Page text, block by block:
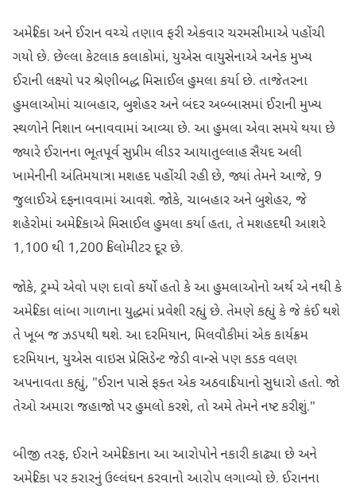
અમેરિકા અને ઈરાન વચ્ચે તણાવ ફરી એકવાર ચરમસીમાએ પહોંચી
ગયો છે. છેલ્લા કેટલાક કલાકોમાં, યુએસ વાયુસેનાએ અનેક મુખ્ય
ઈરાની લક્ષ્યો પર શ્રેણીબદ્ધ મિસાઈલ હુમલા કર્યા છે. તાજેતરના
હુમલાઓમાં ચાબહાર, બુશેહર અને બંદર અબ્બાસમાં ઈરાની મુખ્ય
સ્થળોને નિશાન બનાવવામાં આવ્યા છે. આ હુમલા એવા સમયે થયા છે
જ્યારે ઈરાનના ભૂતપૂર્વ સુપ્રીમ લીડર આયાતુલ્લાહ સૈયદ અલી
ખામેનીની અંતિમયાત્રા મશહદ પહોંચી રહી છે, જ્યાં તેમને આજે, 9
જુલાઈએ દફનાવવામાં આવશે. જોકે, ચાબહાર અને બુશેહર, જે
શહેરોમાં અમેરિકાએ મિસાઈલ હુમલા કર્યા હતા, તે મશહદથી આશરે
1,100 થી 1,200 કિલોમીટર દૂર છે.
જોકે, ટ્રમ્પે એવો પણ દાવો કર્યો હતો કે આ હુમલાઓનો અર્થ એ નથી કે
અમેરિકા લાંબા ગાળાના યુદ્ધમાં પ્રવેશી રહ્યું છે. તેમણે કહ્યું કે જે કંઈ થશે
તે ખૂબ જ ઝડપથી થશે. આ દરમિયાન, મિલવૌકીમાં એક કાર્યક્રમ
દરમિયાન, યુએસ વાઇસ પ્રેસિડેન્ટ જેડી વાન્સે પણ કડક વલણ
અપનાવતા કહ્યું, "ઈરાન પાસે ફક્ત એક અઠવાડિયાનો સુધારો હતો. જો
તેઓ અમારા જહાજો પર હુમલો કરશે, તો અમે તેમને નષ્ટ કરીશું."
બીજી તરફ, ઈરાને અમેરિકાના આ આરોપોને નકારી કાઢ્યા છે અને
અમેરિકા પર કરારનું ઉલ્લંઘન કરવાનો આરોપ લગાવ્યો છે. ઈરાનના